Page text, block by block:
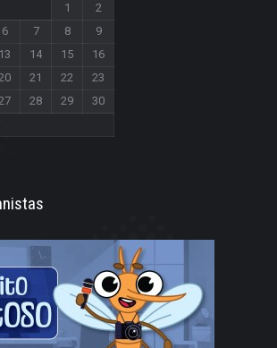
1
2
6 7 8
9
13 14 15
16
21 22
23
28 29
30